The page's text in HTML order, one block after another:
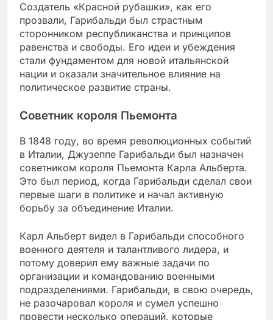
Создатель «Красной рубашки», как его
прозвали, Гарибальди был страстным
сторонником республиканства и принципов
равенства и свободы. Его идеи и убеждения
стали фундаментом для новой итальянской
нации и оказали значительное влияние на
политическое развитие страны.
Советник короля Пьемонта
В 1848 году, во время революционных событий
в Италии, Джузеппе Гарибальди был назначен
советником короля Пьемонта Карла Альберта.
Это был период, когда Гарибальди сделал свои
первые шаги в политике и начал активную
борьбу за объединение Италии.
Карл Альберт видел в Гарибальди способного
военного деятеля и талантливого лидера, и
потому доверил ему важные задачи по
организации и командованию военными
подразделениями. Гарибальди, в свою очередь,
не разочаровал короля и сумел успешно
провести несколько операций, которые